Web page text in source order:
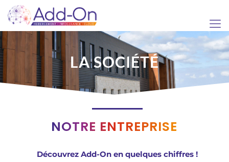
LA SOCIÉTÉ
NOTRE ENTREPRISE
Découvrez Add-On en quelques chiffres !